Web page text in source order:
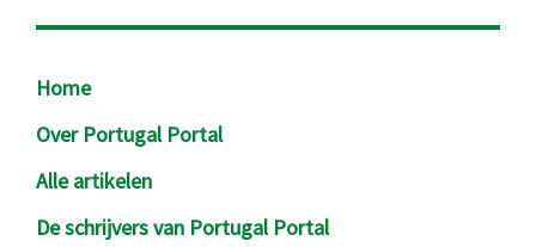
Footer
Home
Over Portugal Portal
Alle artikelen
De schrijvers van Portugal Portal